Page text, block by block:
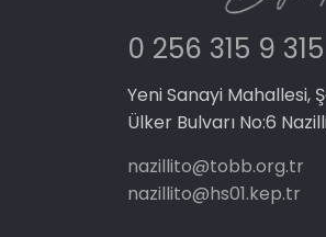
0 256 315 9 315
Yeni Sanayi Mahallesi,
Ülker Bulvarı No:6
nazillito@tobb.org.tr
nazillito@hs01.kep.tr